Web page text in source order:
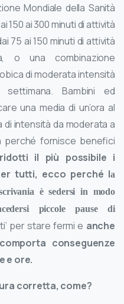
Mondiale della Sanità
150 ai 300 minuti di attività
75 ai 150 minuti di attività
o una combinazione
di moderata intensità
Bambini ed
una media di un’ora al
intensità da moderata a
perché fornisce benefici
il più possibile i
tutti, ecco perché la
è sedersi in modo
piccole pause di
per stare fermi e anche
conseguenze
e ore.
corretta, come?